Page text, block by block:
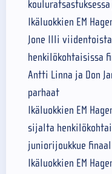
Ikäluokkien EM
Jone Illi
henkilökohtaisissa
Antti Linna ja Don
parhaat
Ikäluokkien EM
sijalta
juniorijoukkue
Ikäluokkien EM